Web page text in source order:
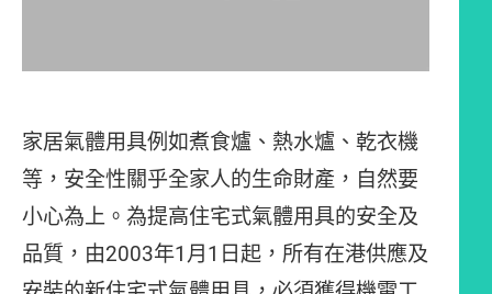
家居氣體用具例如煮食爐、熱水爐、乾衣機
等，安全性關乎全家人的生命財產，自然要
小心為上。為提高住宅式氣體用具的安全及
品質，由2003年1月1日起，所有在港供應及